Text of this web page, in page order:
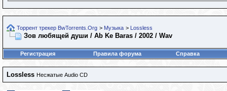
Торрент трекер BwTorrents.Org > Музыка > Lossless
Зов любящей души / Ab Ke Baras / 2002 / Wav
Регистрация Правила форума Справка
Lossless Несжатые Audio CD